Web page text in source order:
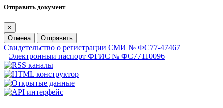
Отправить документ
×
Отмена
Отправить
Свидетельство о регистрации СМИ № ФС77-47467
Электронный паспорт ФГИС № ФС77110096